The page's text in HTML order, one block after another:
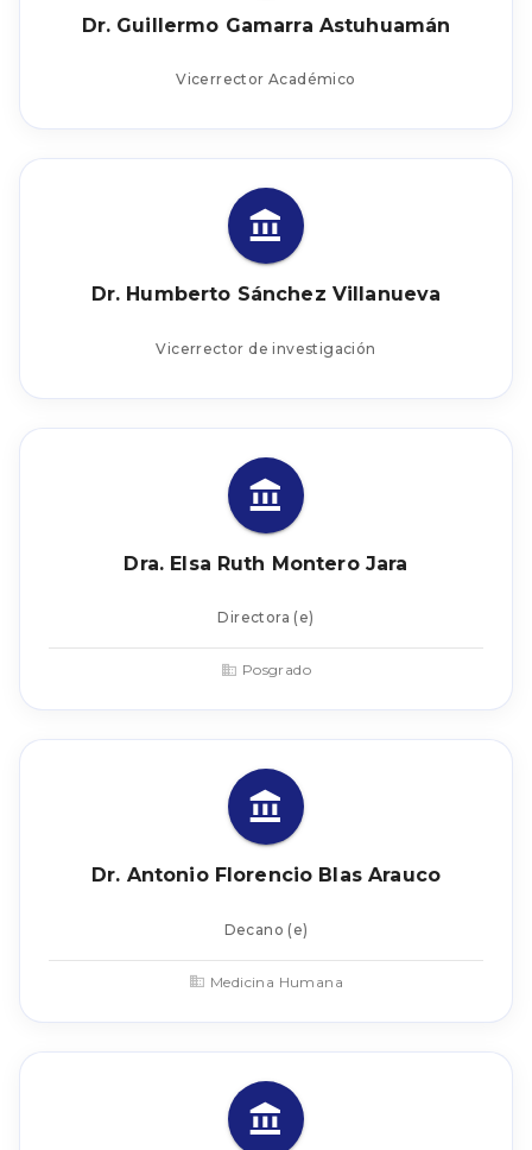
Dr. Guillermo Gamarra Astuhuamán
Vicerrector Académico
Dr. Humberto Sánchez Villanueva
Vicerrector de investigación
Dra. Elsa Ruth Montero Jara
Directora (e)
Posgrado
Dr. Antonio Florencio Blas Arauco
Decano (e)
Medicina Humana